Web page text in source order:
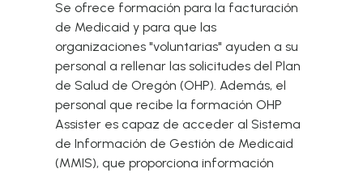
Se ofrece formación para la facturación
de Medicaid y para que las
organizaciones "voluntarias" ayuden a su
personal a rellenar las solicitudes del Plan
de Salud de Oregón (OHP). Además, el
personal que recibe la formación OHP
Assister es capaz de acceder al Sistema
de Información de Gestión de Medicaid
(MMIS), que proporciona información